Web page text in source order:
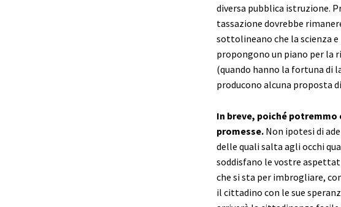
diversa pubblica istruzione.
tassazione dovrebbe
sottolineano che la scienza
propongono un piano per la
(quando hanno la fortuna di
producono alcuna proposta
In breve, poiché
promesse.Non ipotesi di
delle quali salta agli occhi
soddisfano le vostre
che si sta per imbrogliare,
il cittadino con le sue